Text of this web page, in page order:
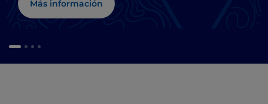
Más información